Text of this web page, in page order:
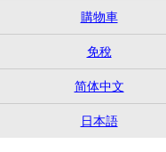
購物車
免稅
简体中文
日本語